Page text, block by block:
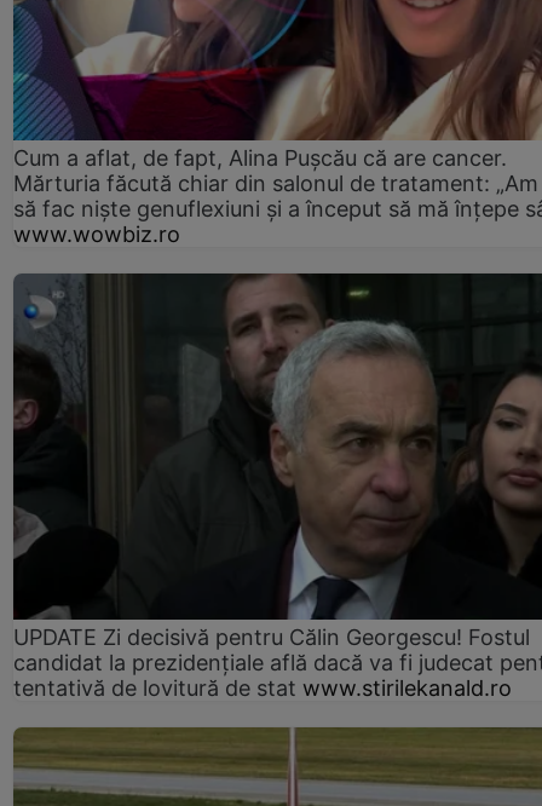
Cum a aflat, de fapt, Alina Pușcău că are cancer.
Mărturia făcută chiar din salonul de tratament:
să fac niște genuflexiuni și a început să mă înțepe
www.wowbiz.ro
UPDATE Zi decisivă pentru Călin Georgescu! Fostul
candidat la prezidențiale află dacă va fi judecat
tentativă de lovitură de stat www.stirilekanald.ro